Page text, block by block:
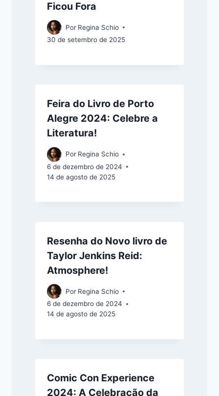
Ficou Fora
Por Regina Schio
30 de setembro de 2025
Feira do Livro de Porto
Alegre 2024: Celebre a
Literatura!
Por Regina Schio
6 de dezembro de 2024
14 de agosto de 2025
Resenha do Novo livro de
Taylor Jenkins Reid:
Atmosphere!
Por Regina Schio
6 de dezembro de 2024
14 de agosto de 2025
Comic Con Experience
2024: A Celebração da